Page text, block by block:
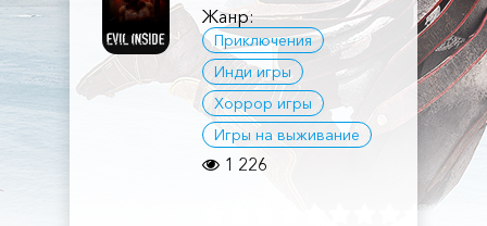
Жанр:
Приключения
Инди игры
Хоррор игры
Игры на выживание
1 226